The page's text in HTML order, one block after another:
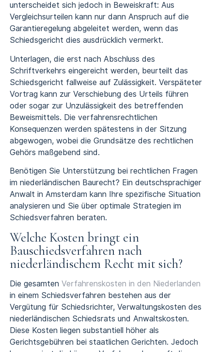
unterscheidet sich jedoch in Beweiskraft: Aus
Vergleichsurteilen kann nur dann Anspruch auf die
Garantieregelung abgeleitet werden, wenn das
Schiedsgericht dies ausdrücklich vermerkt.
Unterlagen, die erst nach Abschluss des
Schriftverkehrs eingereicht werden, beurteilt das
Schiedsgericht fallweise auf Zulässigkeit. Verspäteter
Vortrag kann zur Verschiebung des Urteils führen
oder sogar zur Unzulässigkeit des betreffenden
Beweismittels. Die verfahrensrechtlichen
Konsequenzen werden spätestens in der Sitzung
abgewogen, wobei die Grundsätze des rechtlichen
Gehörs maßgebend sind.
Benötigen Sie Unterstützung bei rechtlichen Fragen
im niederländischen Baurecht? Ein deutschsprachiger
Anwalt in Amsterdam kann Ihre spezifische Situation
analysieren und Sie über optimale Strategien im
Schiedsverfahren beraten.
Welche Kosten bringt ein
Bauschiedsverfahren nach
niederländischem Recht mit sich?
Die gesamten Verfahrenskosten in den Niederlanden
in einem Schiedsverfahren bestehen aus der
Vergütung für Schiedsrichter, Verwaltungskosten des
niederländischen Schiedsrats und Anwaltskosten.
Diese Kosten liegen substantiell höher als
Gerichtsgebühren bei staatlichen Gerichten. Jedoch